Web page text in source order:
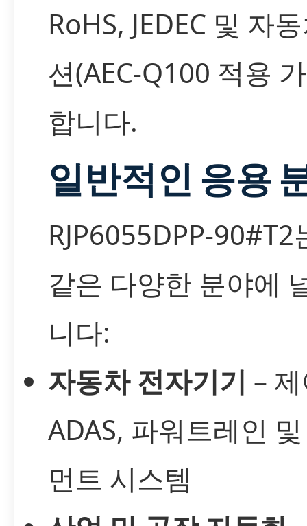
RoHS, JEDEC 및 자
션(AEC-Q100 적용
합니다.
일반적인 응용
RJP6055DPP-90#T2
같은 다양한 분야에
니다:
자동차 전자기기 –
ADAS, 파워트레인
먼트 시스템